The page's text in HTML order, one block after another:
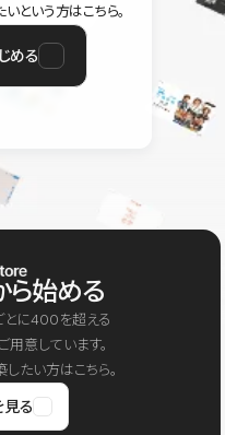
という方はこちら。
める
ら始める
とに400を超える
意しています。
たい方はこちら。
見る